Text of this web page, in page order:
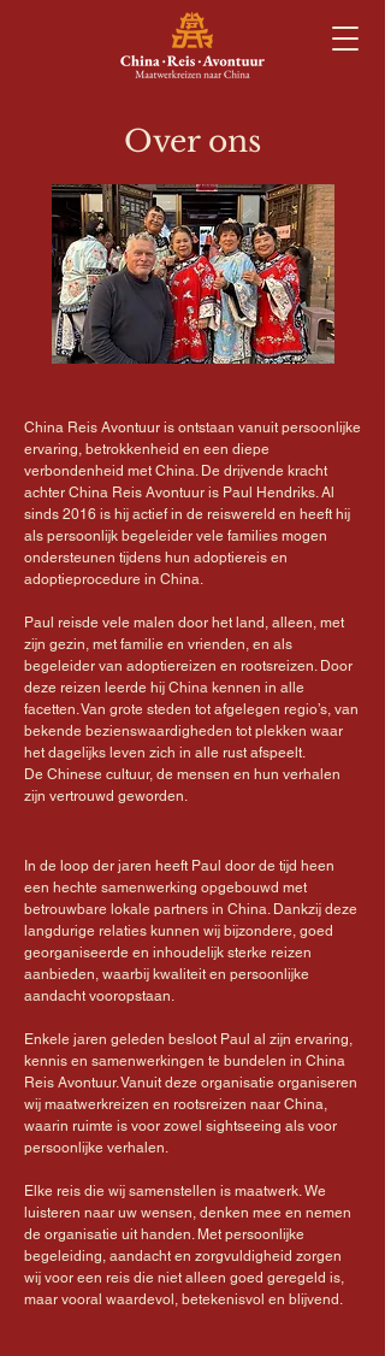
Over ons
China Reis Avontuur is ontstaan vanuit persoonlijke
ervaring, betrokkenheid en een diepe
verbondenheid met China. De drijvende kracht
achter China Reis Avontuur is Paul Hendriks. Al
sinds 2016 is hij actief in de reiswereld en heeft hij
als persoonlijk begeleider vele families mogen
ondersteunen tijdens hun adoptiereis en
adoptieprocedure in China.
Paul reisde vele malen door het land, alleen, met
zijn gezin, met familie en vrienden, en als
begeleider van adoptiereizen en rootsreizen. Door
deze reizen leerde hij China kennen in alle
facetten. Van grote steden tot afgelegen regio’s, van
bekende bezienswaardigheden tot plekken waar
het dagelijks leven zich in alle rust afspeelt.
De Chinese cultuur, de mensen en hun verhalen
zijn vertrouwd geworden.
In de loop der jaren heeft Paul door de tijd heen
een hechte samenwerking opgebouwd met
betrouwbare lokale partners in China. Dankzij deze
langdurige relaties kunnen wij bijzondere, goed
georganiseerde en inhoudelijk sterke reizen
aanbieden, waarbij kwaliteit en persoonlijke
aandacht vooropstaan.
Enkele jaren geleden besloot Paul al zijn ervaring,
kennis en samenwerkingen te bundelen in China
Reis Avontuur. Vanuit deze organisatie organiseren
wij maatwerkreizen en rootsreizen naar China,
waarin ruimte is voor zowel sightseeing als voor
persoonlijke verhalen.
Elke reis die wij samenstellen is maatwerk. We
luisteren naar uw wensen, denken mee en nemen
de organisatie uit handen. Met persoonlijke
begeleiding, aandacht en zorgvuldigheid zorgen
wij voor een reis die niet alleen goed geregeld is,
maar vooral waardevol, betekenisvol en blijvend.